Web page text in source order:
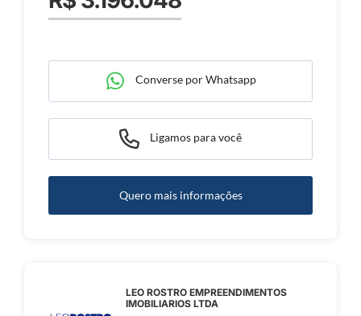
Converse por Whatsapp
Ligamos para você
Quero mais informações
LEO ROSTRO EMPREENDIMENTOS
IMOBILIARIOS LTDA